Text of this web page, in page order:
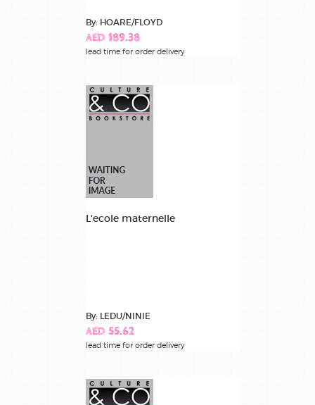
By: HOARE/FLOYD
AED 189.38
lead time for order delivery
L'ecole maternelle
By: LEDU/NINIE
AED 55.62
lead time for order delivery